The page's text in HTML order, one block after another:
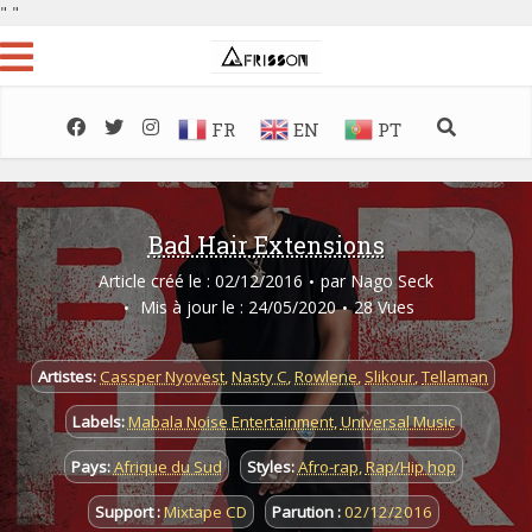
" "
FR EN PT
Bad Hair Extensions
Article créé le : 02/12/2016 par Nago Seck
Mis à jour le : 24/05/2020
28 Vues
Artistes: Cassper Nyovest,Nasty C,Rowlene, Slikour,Tellaman
Labels:Mabala Noise Entertainment,Universal Music
Pays:Afrique du Sud Styles:Afro-rap,Rap/Hip hop
Support :Mixtape CD Parution :02/12/2016